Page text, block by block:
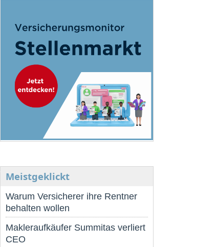
Meistgeklickt
Warum Versicherer ihre Rentner
behalten wollen
Makleraufkäufer Summitas verliert
CEO